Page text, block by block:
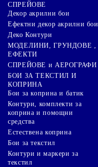
СПРЕЙОВЕ
Декор акрилни бои
Ефектни декор акрилни бои
Деко Контури
МОДЕЛИНИ, ГРУНДОВЕ ,
ЕФЕКТИ
СПРЕЙОВЕ и АЕРОГРАФИ
БОИ ЗА ТЕКСТИЛ И
КОПРИНА
Бои за коприна и батик
Контури, комплекти за
коприна и помощни
средства
Естествена коприна
Бои за текстил
Контури и маркери за
текстил